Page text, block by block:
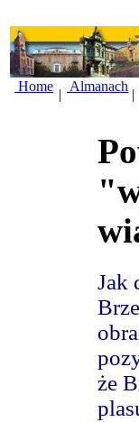
Home
|
Almanach
|
Jak
że